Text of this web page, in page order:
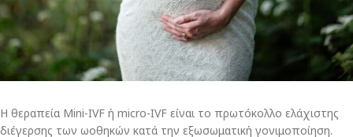
Η θεραπεία Mini-IVF ή micro-IVF είναι το πρωτόκολλο ελάχιστης
διέγερσης των ωοθηκών κατά την εξωσωματική γονιμοποίηση.